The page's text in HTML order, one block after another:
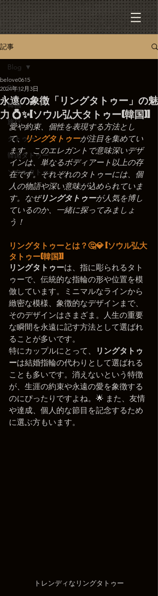
記事
Blog
韓国
旅行
タトゥー
韓国タトゥー
ソウルタトゥー
Blog
永遠の象徴「リングタトゥー」の魅
力 💍✨[ソウル弘大タトゥー(韓国)]
belove0615
2024年12月3日
愛や約束、個性を表現する方法とし
て、リングタトゥーが注目を集めてい
ます。このエレガントで意味深いデザ
インは、単なるボディアート以上の存
在です。それぞれのタトゥーには、個
人の物語や深い意味が込められていま
す。なぜリングタトゥーが人気を博し
ているのか、一緒に探ってみましょ
う！
リングタトゥーとは？🤔💎 [ソウル弘大
タトゥー(韓国)]
リングタトゥーは、指に彫られるタト
ゥーで、伝統的な指輪の形や位置を模
倣しています。ミニマルなラインから
緻密な模様、象徴的なデザインまで、
そのデザインはさまざま。人生の重要
な瞬間を永遠に記す方法として選ばれ
ることが多いです。
特にカップルにとって、
リングタトゥ
ーは結婚指輪の代わりとして選ばれる
ことも多いです。消えないという特徴
が、生涯の約束や永遠の愛を象徴する
のにぴったりですよね。🌟 また、友情
や達成、個人的な節目を記念するため
に選ぶ方もいます。
トレンディなリングタトゥー